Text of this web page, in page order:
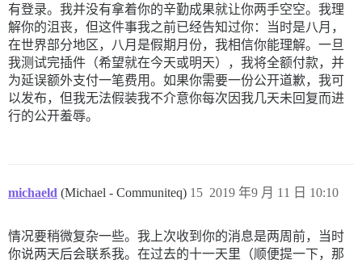
有登录。我并没有拿着你的辛勤成果就让你两手空空。我理
解你的沮丧，但这件事我之前已经告知过你：当时是八月，
在世界部分地区，八月是假期月份，我相信你能理解。一旦
我测试完插件（希望就在今天或明天），我将全额付款，并
为延误额外支付一笔费用。如果你需要一份公开道歉，我可
以发布，但我无法假装我不介意你每次因我几天未回复而进
行的公开羞辱。
michaeld (Michael - Communiteq) 2019 年9 月 11 日 10:10
15
情况要稍微复杂一些。我上次收到你的消息是两周前，当时
你说两天后会联系我。在过去的十一天里（顺便提一下，那